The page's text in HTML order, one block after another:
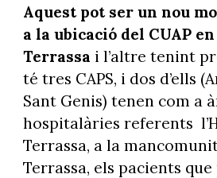
Aquest pot ser un nou
a la ubicació del CUAP
Terrassa i l’altre tenint
té tres CAPS, i dos d’ells
Sant Genis) tenen com a
hospitalàries referents
Terrassa, a la
Terrassa, els pacients